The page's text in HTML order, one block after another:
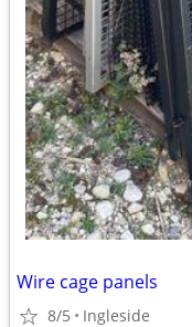
Wire cage panels
8/5 Ingleside